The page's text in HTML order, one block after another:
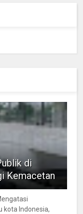
di
Kemacetan
kota Indonesia,